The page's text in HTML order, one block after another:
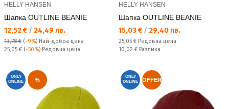
HELLY HANSEN
Шапка OUTLINE BEANIE
Текуща цена:
12,52 € / 24,49 лв.
13,78 € (-9%) Най-добра цена
Редовна цена:
25,05 € (-50%) Редовна цена
HELLY HANSEN
Шапка OUTLINE BEANIE
Текуща цена:
15,03 € / 29,40 лв.
Редовна цена:
25,05 € Редовна цена
Спестявате:
10,02 € Разлика
ONLY
ONLINE
%
ONLY
ONLINE
OFFER